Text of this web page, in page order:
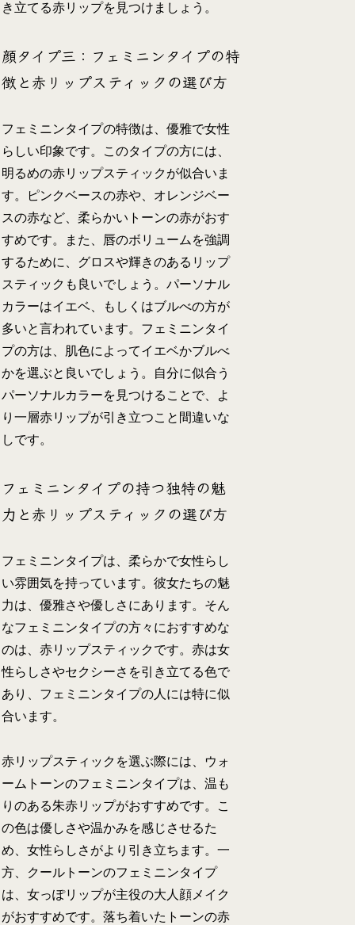
き立てる赤リップを見つけましょう。
顔タイプ三：フェミニンタイプの特
徴と赤リップスティックの選び方
フェミニンタイプの特徴は、優雅で女性
らしい印象です。このタイプの方には、
明るめの赤リップスティックが似合いま
す。ピンクベースの赤や、オレンジベー
スの赤など、柔らかいトーンの赤がおす
すめです。また、唇のボリュームを強調
するために、グロスや輝きのあるリップ
スティックも良いでしょう。パーソナル
カラーはイエベ、もしくはブルべの方が
多いと言われています。フェミニンタイ
プの方は、肌色によってイエベかブルべ
かを選ぶと良いでしょう。自分に似合う
パーソナルカラーを見つけることで、よ
り一層赤リップが引き立つこと間違いな
しです。
フェミニンタイプの持つ独特の魅
力と赤リップスティックの選び方
フェミニンタイプは、柔らかで女性らし
い雰囲気を持っています。彼女たちの魅
力は、優雅さや優しさにあります。そん
なフェミニンタイプの方々におすすめな
のは、赤リップスティックです。赤は女
性らしさやセクシーさを引き立てる色で
あり、フェミニンタイプの人には特に似
合います。
赤リップスティックを選ぶ際には、ウォ
ームトーンのフェミニンタイプは、温も
りのある朱赤リップがおすすめです。こ
の色は優しさや温かみを感じさせるた
め、女性らしさがより引き立ちます。一
方、クールトーンのフェミニンタイプ
は、女っぽリップが主役の大人顔メイク
がおすすめです。落ち着いたトーンの赤